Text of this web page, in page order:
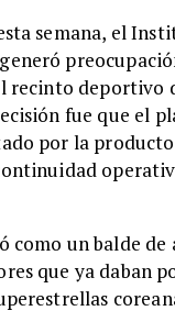
semana, el
recinto deportivo
fue que el
por la
como un balde
que ya daban